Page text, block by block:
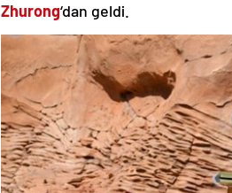
Zhurong‘dan geldi.